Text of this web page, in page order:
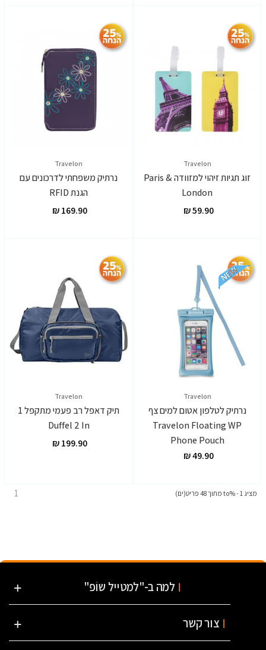
Travelon
זוג תגיות זיהוי למזוודה Paris &
London
‏59.90 ₪
Travelon
נרתיק משפחתי לדרכונים עם
הגנת RFID
Travelon
נרתיק לטלפון אטום למים צף
Travelon Floating WP
Phone Pouch
‏49.90 ₪
Travelon
תיק דאפל רב פעמי מתקפל 1
Duffel 2 In
מציג 1 - %to מתוך 48 פריט(ים) 1
למה ב-"למטייל שוֹפ"
צור קשר